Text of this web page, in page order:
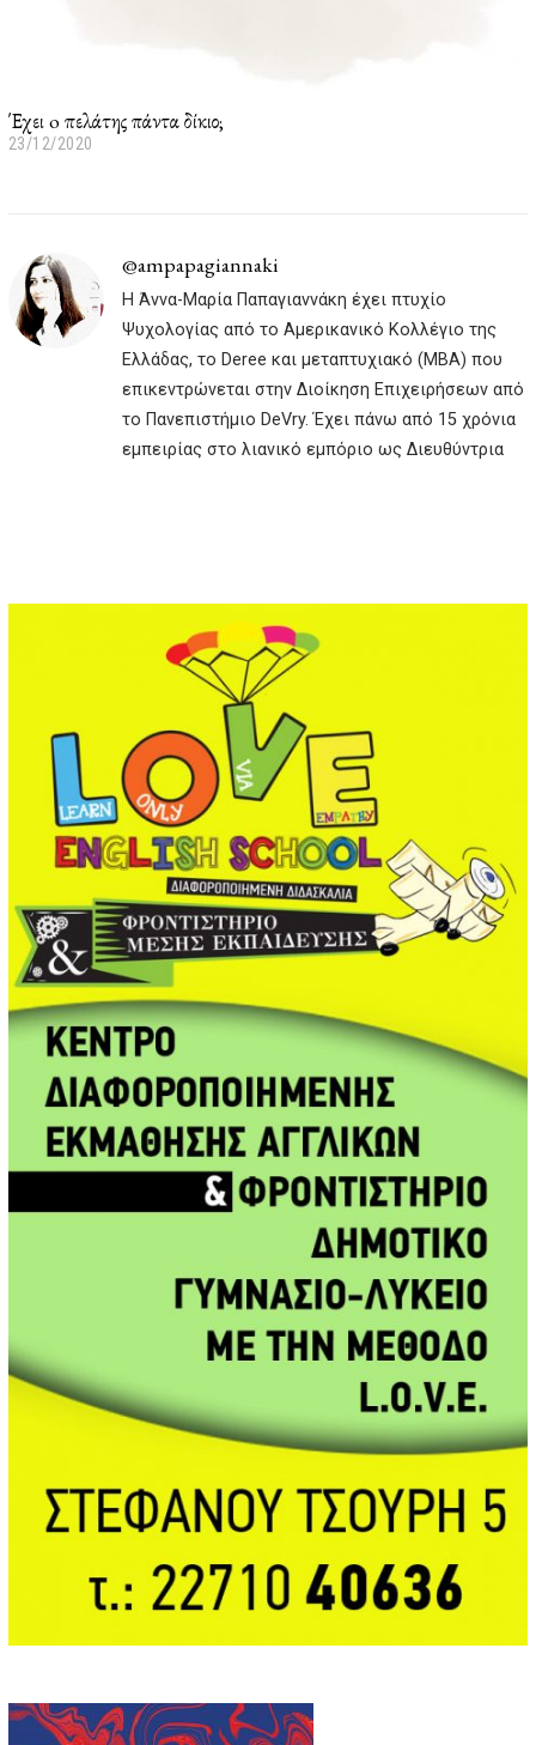
Έχει o πελάτης πάντα δίκιο;
23/12/2020
2
0
@ampapagiannaki
Η Άννα-Μαρία Παπαγιαννάκη έχει πτυχίο
Ψυχολογίας από το Αμερικανικό Κολλέγιο της
Ελλάδας, το Deree και μεταπτυχιακό (MBA) που
επικεντρώνεται στην Διοίκηση Επιχειρήσεων από
το Πανεπιστήμιο DeVry. Έχει πάνω από 15 χρόνια
εμπειρίας στο λιανικό εμπόριο ως Διευθύντρια